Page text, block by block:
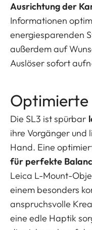
Ausrichtung der
Informationen
energiesparenden
außerdem auf
Auslöser sofort
Optimierte
Die SL3 ist spürbar
ihre Vorgänger
Hand. Eine
für perfekte
Leica L-Mount-
einem besonders
anspruchsvolle
eine edle Haptik